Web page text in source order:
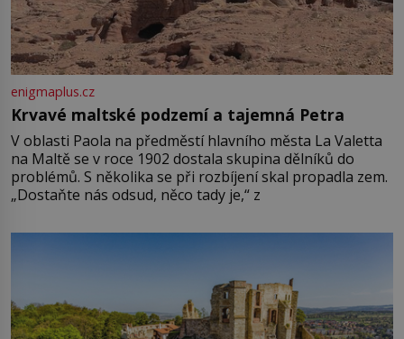
enigmaplus.cz
Krvavé maltské podzemí a tajemná Petra
V oblasti Paola na předměstí hlavního města La Valetta
na Maltě se v roce 1902 dostala skupina dělníků do
problémů. S několika se při rozbíjení skal propadla zem.
„Dostaňte nás odsud, něco tady je,“ z